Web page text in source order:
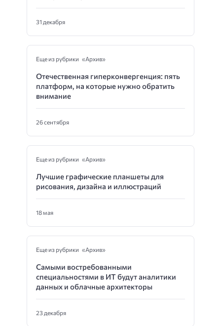
31 декабря
Еще из рубрики «Архив»
Отечественная гиперконвергенция: пять
платформ, на которые нужно обратить
внимание
26 сентября
Еще из рубрики «Архив»
Лучшие графические планшеты для
рисования, дизайна и иллюстраций
18 мая
Еще из рубрики «Архив»
Самыми востребованными
специальностями в ИТ будут аналитики
данных и облачные архитекторы
23 декабря